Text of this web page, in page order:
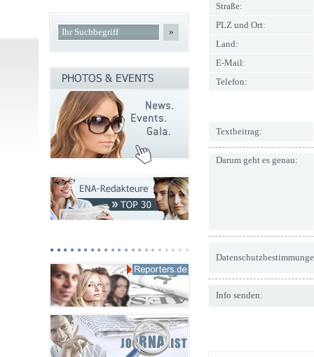
Straße:
PLZ und Ort:
Land:
E-Mail:
Telefon:
Textbeitrag:
Darum geht es genau:
Info senden:
»